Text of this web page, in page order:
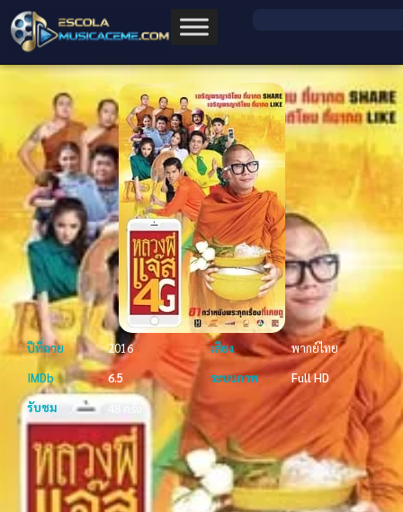
ปีที่ฉาย 2016 เสียง
พากย์ไทย
IMDb
6.5 ระบบภาพ
Full HD
รับชม
48 ครั้ง